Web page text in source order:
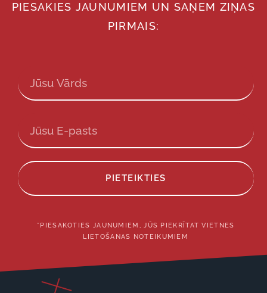
PIESAKIES JAUNUMIEM UN SAŅEM ZIŅAS
PIRMAIS:
PIETEIKTIES
*PIESAKOTIES JAUNUMIEM, JŪS PIEKRĪTAT VIETNES
LIETOŠANAS NOTEIKUMIEM